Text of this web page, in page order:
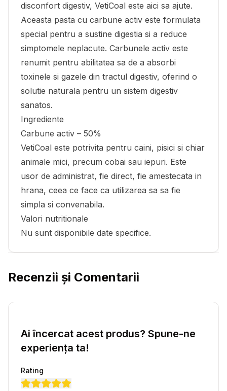
disconfort digestiv, VetiCoal este aici sa ajute.
Aceasta pasta cu carbune activ este formulata
special pentru a sustine digestia si a reduce
simptomele neplacute. Carbunele activ este
renumit pentru abilitatea sa de a absorbi
toxinele si gazele din tractul digestiv, oferind o
solutie naturala pentru un sistem digestiv
sanatos.
Ingrediente
Carbune activ – 50%
VetiCoal este potrivita pentru caini, pisici si chiar
animale mici, precum cobai sau iepuri. Este
usor de administrat, fie direct, fie amestecata in
hrana, ceea ce face ca utilizarea sa sa fie
simpla si convenabila.
Valori nutritionale
Nu sunt disponibile date specifice.
Recenzii și Comentarii
Ai încercat acest produs? Spune-ne
experiența ta!
Rating